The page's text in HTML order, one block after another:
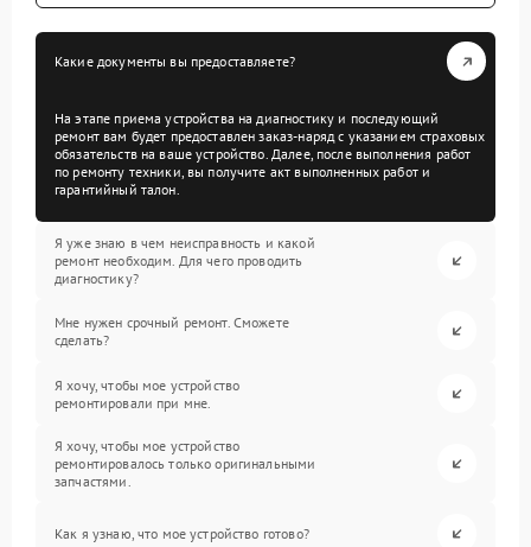
Какие документы вы предоставляете?
На этапе приема устройства на диагностику и последующий
ремонт вам будет предоставлен заказ-наряд с указанием страховых
обязательств на ваше устройство. Далее, после выполнения работ
по ремонту техники, вы получите акт выполненных работ и
гарантийный талон.
Я уже знаю в чем неисправность и какой
ремонт необходим. Для чего проводить
диагностику?
Мне нужен срочный ремонт. Сможете
сделать?
Я хочу, чтобы мое устройство
ремонтировали при мне.
Я хочу, чтобы мое устройство
ремонтировалось только оригинальными
запчастями.
Как я узнаю, что мое устройство готово?